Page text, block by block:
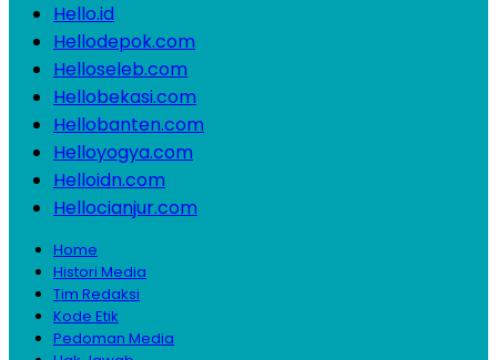
Hello.id
Hellodepok.com
Helloseleb.com
Hellobekasi.com
Hellobanten.com
Helloyogya.com
Helloidn.com
Hellocianjur.com
Home
Histori Media
Tim Redaksi
Kode Etik
Pedoman Media